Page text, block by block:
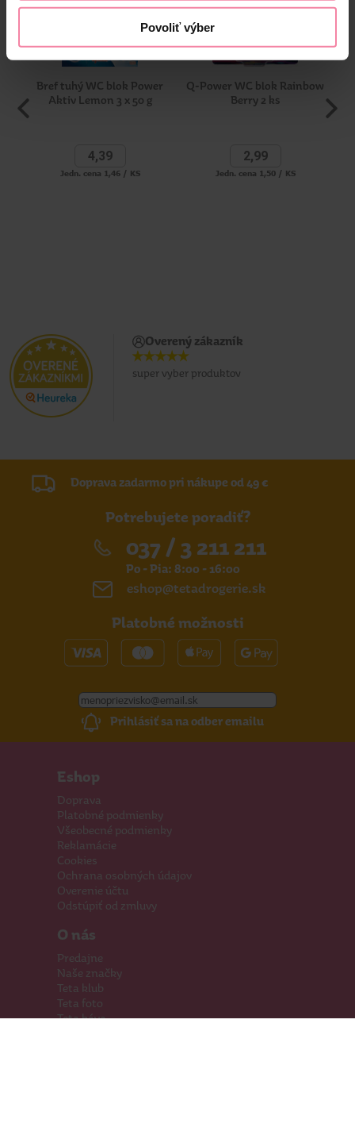
Povoliť výber
Bref tuhý WC blok Power
Aktiv Lemon 3 x 50 g
4,39
Jedn. cena 1,46 / KS
Q-Power WC blok Rainbow
Berry 2 ks
2,99
Jedn. cena 1,50 / KS
Overený zákazník
super vyber produktov
Doprava zadarmo pri nákupe od 49 €
Potrebujete poradiť?
037 / 3 211 211
Po - Pia: 8:00 - 16:00
eshop@tetadrogerie.sk
Platobné možnosti
Prihlásiť sa na odber emailu
Eshop
Doprava
Platobné podmienky
Všeobecné podmienky
Reklamácie
Cookies
Ochrana osobných údajov
Overenie účtu
Odstúpiť od zmluvy
O nás
Predajne
Naše značky
Teta klub
Teta foto
Teta káva